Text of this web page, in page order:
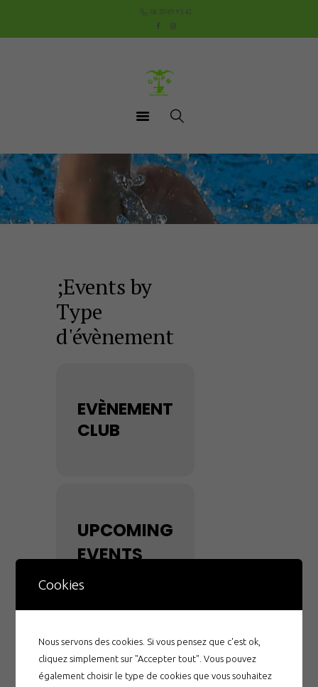
06 20 89 93 42
Le Club
Aquathlon du Pays
Mornantais
Documents utiles
;Events by
Type
d'évènement
EVÈNEMENT
CLUB
UPCOMING
EVENTS
Cookies
Nous servons des cookies. Si vous pensez que c'est ok,
cliquez simplement sur "Accepter tout". Vous pouvez
également choisir le type de cookies que vous souhaitez